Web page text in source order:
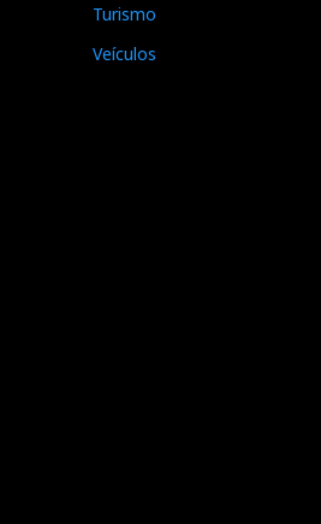
Turismo
Veículos